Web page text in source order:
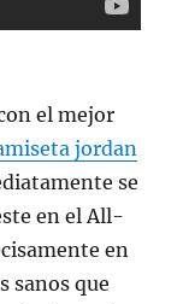
el mejor
jordan
se
en el All-
en
sanos que